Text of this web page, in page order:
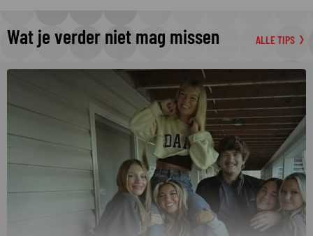
Wat je verder niet mag missen ALLE TIPS